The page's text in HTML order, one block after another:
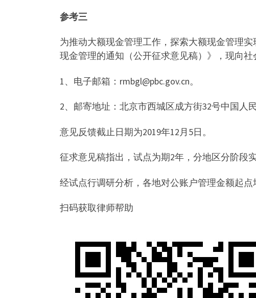
参考三
为推动大额现金管理工作，探索大额现金管理
现金管理的通知（公开征求意见稿）》，现向
1、电子邮箱：rmbgl@pbc.gov.cn。
2、邮寄地址：北京市西城区成方街32号中国人
意见反馈截止日期为2019年12月5日。
征求意见稿指出，试点为期2年，分地区分阶段实
经试点行调研分析，各地对公账户管理金额起
扫码获取律师帮助